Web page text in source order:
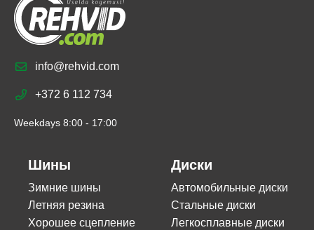
info@rehvid.com
+372 6 112 734
Weekdays 8:00 - 17:00
Шины
Зимние шины
Летняя резина
Хорошее сцепление
Диски
Автомобильные диски
Стальные диски
Легкосплавные диски